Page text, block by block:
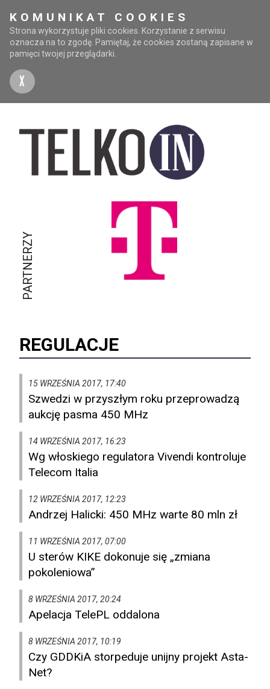
KOMUNIKAT COOKIES
Strona wykorzystuje pliki cookies. Korzystanie z serwisu
oznacza na to zgodę. Pamiętaj, że cookies zostaną zapisane w
pamięci twojej przeglądarki.
X
PARTNERZY
REGULACJE
15 WRZEŚNIA 2017, 17:40
Szwedzi w przyszłym roku przeprowadzą
aukcję pasma 450 MHz
14 WRZEŚNIA 2017, 16:23
Wg włoskiego regulatora Vivendi kontroluje
Telecom Italia
12 WRZEŚNIA 2017, 12:23
Andrzej Halicki: 450 MHz warte 80 mln zł
11 WRZEŚNIA 2017, 07:00
U sterów KIKE dokonuje się „zmiana
pokoleniowa”
8 WRZEŚNIA 2017, 20:24
Apelacja TelePL oddalona
8 WRZEŚNIA 2017, 10:19
Czy GDDKiA storpeduje unijny projekt Asta-
Net?